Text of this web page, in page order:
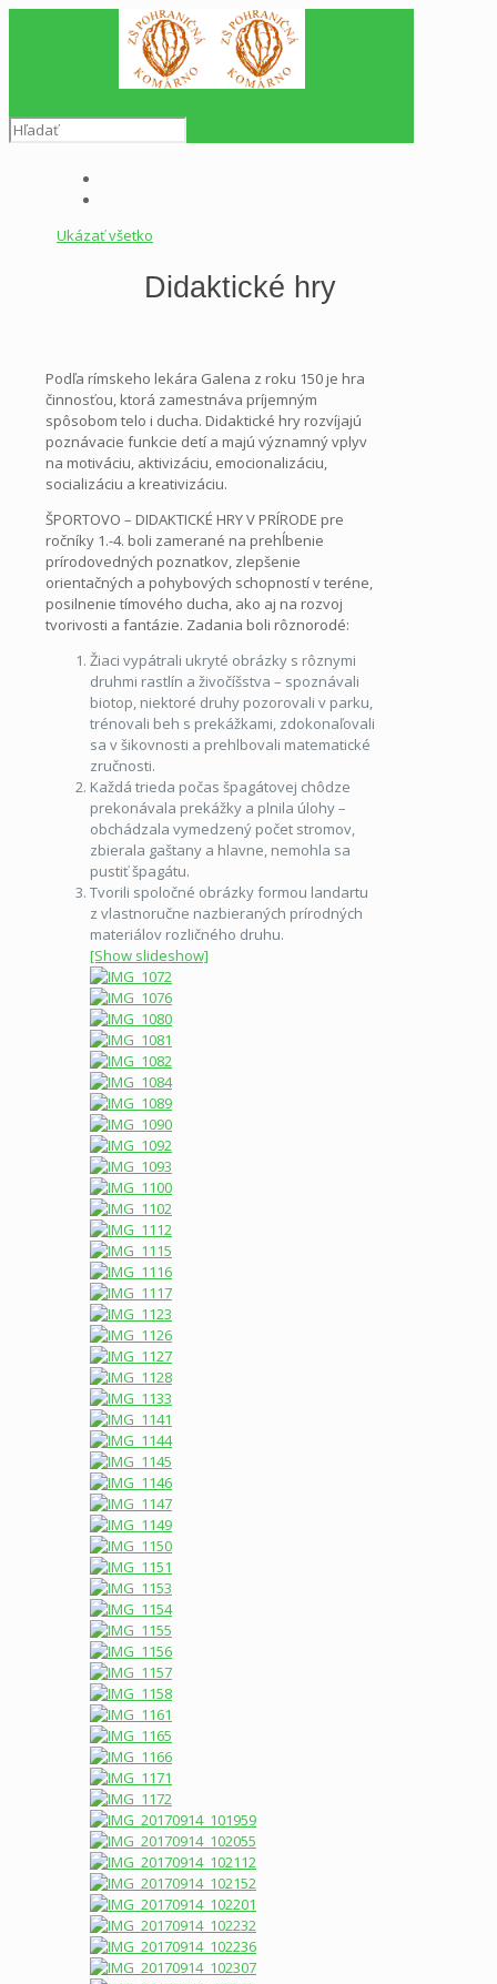
Ukázať všetko
Didaktické hry
Podľa rímskeho lekára Galena z roku 150 je hra
činnosťou, ktorá zamestnáva príjemným
spôsobom telo i ducha. Didaktické hry rozvíjajú
poznávacie funkcie detí a majú významný vplyv
na motiváciu, aktivizáciu, emocionalizáciu,
socializáciu a kreativizáciu.
ŠPORTOVO – DIDAKTICKÉ HRY V PRÍRODE pre
ročníky 1.-4. boli zamerané na prehĺbenie
prírodovedných poznatkov, zlepšenie
orientačných a pohybových schopností v teréne,
posilnenie tímového ducha, ako aj na rozvoj
tvorivosti a fantázie. Zadania boli rôznorodé:
Žiaci vypátrali ukryté obrázky s rôznymi
druhmi rastlín a živočíšstva – spoznávali
biotop, niektoré druhy pozorovali v parku,
trénovali beh s prekážkami, zdokonaľovali
sa v šikovnosti a prehlbovali matematické
zručnosti.
Každá trieda počas špagátovej chôdze
prekonávala prekážky a plnila úlohy –
obchádzala vymedzený počet stromov,
zbierala gaštany a hlavne, nemohla sa
pustiť špagátu.
Tvorili spoločné obrázky formou landartu
z vlastnoručne nazbieraných prírodných
materiálov rozličného druhu.
[Show slideshow]